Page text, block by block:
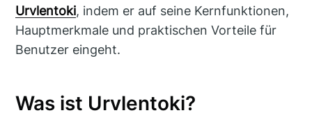
Urvlentoki, indem er auf seine Kernfunktionen,
Hauptmerkmale und praktischen Vorteile für
Benutzer eingeht.
Was ist Urvlentoki?